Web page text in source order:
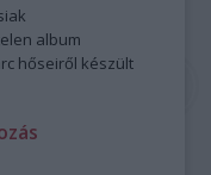
album
hőseiről készült